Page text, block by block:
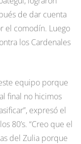
de dar cuenta
el comodín. Luego
los Cardenales
equipo porque
final no hicimos
expresó el
80’s. “Creo que el
del Zulia porque